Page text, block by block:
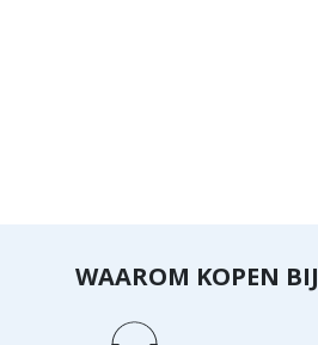
WAAROM KOPEN BIJ